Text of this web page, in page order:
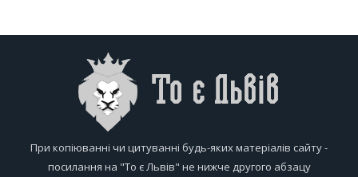
При копіюванні чи цитуванні будь-яких матеріалів сайту -
посилання на "То є Львів" не нижче другого абзацу